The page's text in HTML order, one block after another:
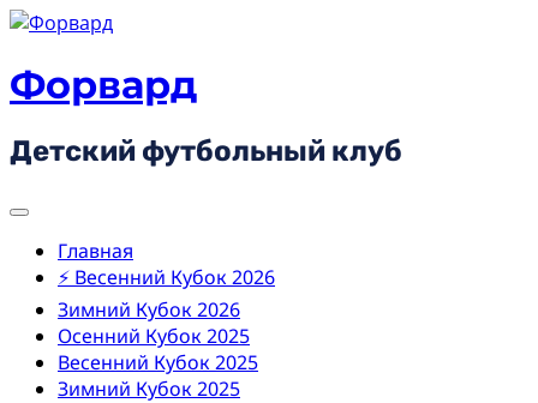
Skip
content
Форвард
Детский футбольный клуб
Главная
⚡ Весенний Кубок 2026
Зимний Кубок 2026
Осенний Кубок 2025
Весенний Кубок 2025
Зимний Кубок 2025